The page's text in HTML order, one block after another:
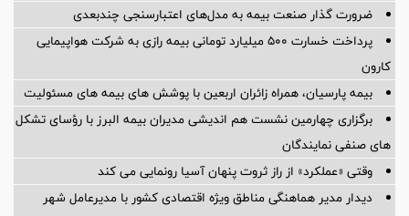
ضرورت گذار صنعت بیمه به مدل‌های اعتبارسنجی چندبعدی
پرداخت خسارت ۵۰۰ میلیارد تومانی بیمه رازی به شرکت هواپیمایی
کارون
بیمه پارسیان، همراه زائران اربعین با پوشش های بیمه های مسئولیت
برگزاری چهارمین نشست هم اندیشی مدیران بیمه البرز با رؤسای تشکل
های صنفی نمایندگان
وقتی «عملکرد» از راز ثروت پنهان آسیا رونمایی می کند
دیدار مدیر هماهنگی مناطق ویژه اقتصادی کشور با مدیرعامل شهر